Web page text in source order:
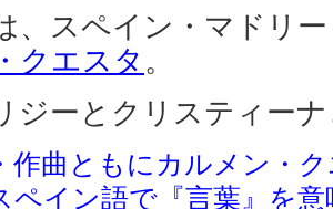
、スペイン・マドリ
クエスタ 。
ジーとクリスティー
作曲ともにカルメン・
ペイン語で『言葉』を